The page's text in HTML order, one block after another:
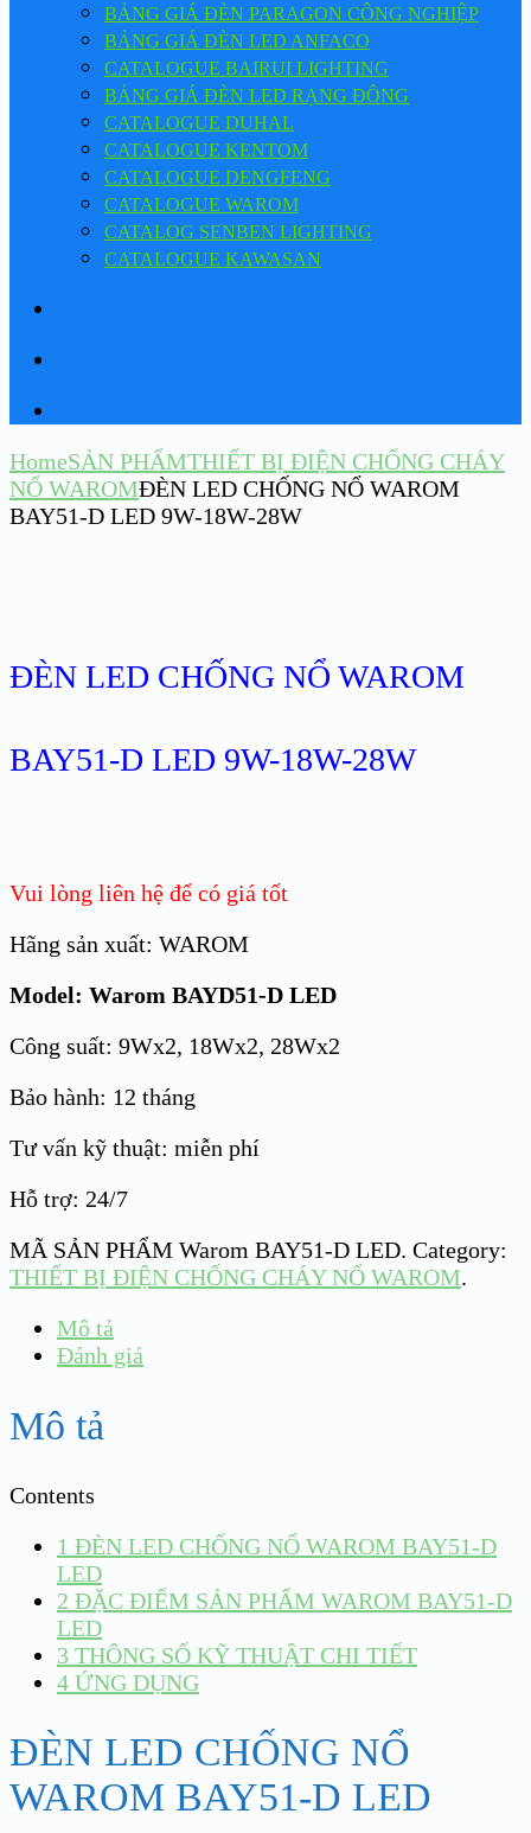
BẢNG GIÁ ĐÈN PARAGON CÔNG NGHIỆP
BẢNG GIÁ ĐÈN LED ANFACO
CATALOGUE BAIRUI LIGHTING
BẢNG GIÁ ĐÈN LED RẠNG ĐÔNG
CATALOGUE DUHAL
CATALOGUE KENTOM
CATALOGUE DENGFENG
CATALOGUE WAROM
CATALOG SENBEN LIGHTING
CATALOGUE KAWASAN
HomeSẢN PHẨMTHIẾT BỊ ĐIỆN CHỐNG CHÁY
NỔ WAROMĐÈN LED CHỐNG NỔ WAROM
BAY51-D LED 9W-18W-28W
ĐÈN LED CHỐNG NỔ WAROM
BAY51-D LED 9W-18W-28W
Vui lòng liên hệ để có giá tốt
Hãng sản xuất: WAROM
Model: Warom BAYD51-D LED
Công suất: 9Wx2, 18Wx2, 28Wx2
Bảo hành: 12 tháng
Tư vấn kỹ thuật: miễn phí
Hỗ trợ: 24/7
MÃ SẢN PHẨM Warom BAY51-D LED. Category:
THIẾT BỊ ĐIỆN CHỐNG CHÁY NỔ WAROM.
Mô tả
Đánh giá
Mô tả
Contents
1 ĐÈN LED CHỐNG NỔ WAROM BAY51-D
LED
2 ĐẶC ĐIỂM SẢN PHẨM WAROM BAY51-D
LED
3 THÔNG SỐ KỸ THUẬT CHI TIẾT
4 ỨNG DỤNG
ĐÈN LED CHỐNG NỔ
WAROM BAY51-D LED